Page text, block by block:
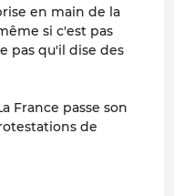
en main de la
si c'est pas
pas qu'il dise des
France passe son
de